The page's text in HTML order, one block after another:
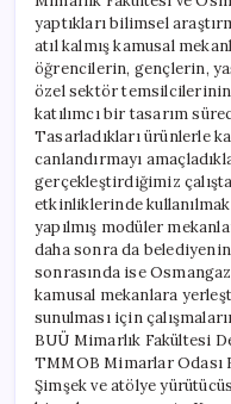
yaptıkları bilimsel
atıl kalmış kamusal
öğrencilerin, gençlerin,
özel sektör
katılımcı bir tasarım
Tasarladıkları ürünlerle
canlandırmayı
gerçekleştirdiğimiz
etkinliklerinde
yapılmış modüler
daha sonra da
sonrasında ise
kamusal mekanlara
sunulması için
BUÜ Mimarlık Fakültesi
TMMOB Mimarlar Odası
Şimşek ve atölye